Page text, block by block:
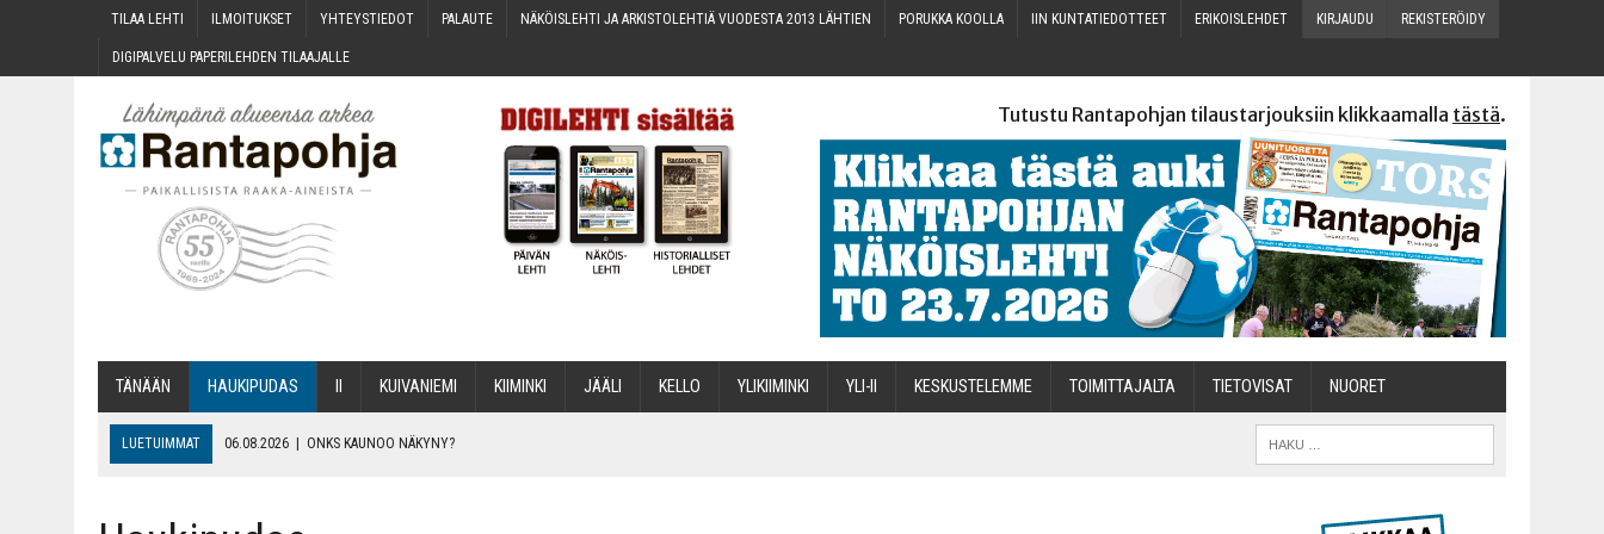
TILAA LEH­TI ILMOI­TUK­SET YHTEYS­TIE­DOT PALAU­TE NÄKÖIS­LEH­TI JA ARKIS­TO­LEH­TIÄ VUO­DES­TA 2013 LÄHTIEN PORUK­KA KOOLLA IIN KUN­TA­TIE­DOT­TEET ERI­KOIS­LEH­DET KIR­JAU­DU REKIS­TE­RÖI­DY
DIGI­PAL­VE­LU PAPE­RI­LEH­DEN TILAAJALLE
Tutustu Rantapohjan tilaustarjouksiin klikkaamalla tästä.
TÄNÄÄN HAU­KI­PU­DAS KUI­VA­NIE­MI KII­MIN­KI JÄÄ­LI KEL­LO YLI­KII­MIN­KI YLI-II KES­KUS­TE­LEM­ME TOI­MIT­TA­JAL­TA TIETOVISAT NUO­RET
LUETUIMMAT 06.08.2026 | ONKS KAU­NOO NÄKYNY?
06.08.2026 | OPIN­TOI­HIN KAN­SA­LAIS­OPIS­TOS­SA VOI SAA­DA AVUSTUSTA